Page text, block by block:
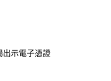
出示電子憑證